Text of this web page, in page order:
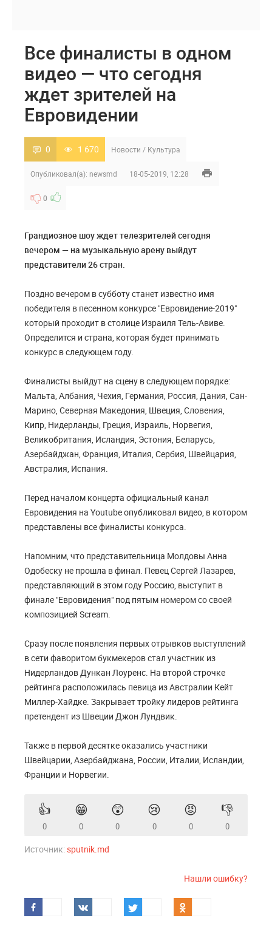
Все финалисты в одном
видео — что сегодня
ждет зрителей на
Евровидении
0 1 670 Новости / Культура
Опубликовал(а): newsmd 18-05-2019, 12:28
0
Грандиозное шоу ждет телезрителей сегодня
вечером — на музыкальную арену выйдут
представители 26 стран.
Поздно вечером в субботу станет известно имя
победителя в песенном конкурсе "Евровидение-2019"
который проходит в столице Израиля Тель-Авиве.
Определится и страна, которая будет принимать
конкурс в следующем году.
Финалисты выйдут на сцену в следующем порядке:
Мальта, Албания, Чехия, Германия, Россия, Дания, Сан-
Марино, Северная Македония, Швеция, Словения,
Кипр, Нидерланды, Греция, Израиль, Норвегия,
Великобритания, Исландия, Эстония, Беларусь,
Азербайджан, Франция, Италия, Сербия, Швейцария,
Австралия, Испания.
Перед началом концерта официальный канал
Евровидения на Youtube опубликовал видео, в котором
представлены все финалисты конкурса.
Напомним, что представительница Молдовы Анна
Одобеску не прошла в финал. Певец Сергей Лазарев,
представляющий в этом году Россию, выступит в
финале "Евровидения" под пятым номером со своей
композицией Scream.
Сразу после появления первых отрывков выступлений
в сети фаворитом букмекеров стал участник из
Нидерландов Дункан Лоуренс. На второй строчке
рейтинга расположилась певица из Австралии Кейт
Миллер-Хайдке. Закрывает тройку лидеров рейтинга
претендент из Швеции Джон Лундвик.
Также в первой десятке оказались участники
Швейцарии, Азербайджана, России, Италии, Исландии,
Франции и Норвегии.
👍
0
😁
0
😲
0
😢
0
😡
0
👎
0
Источник:sputnik.md
Нашли ошибку?